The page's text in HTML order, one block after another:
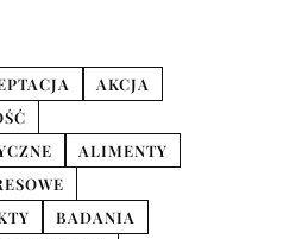
AKCJA
ALIMENTY
BADANIA